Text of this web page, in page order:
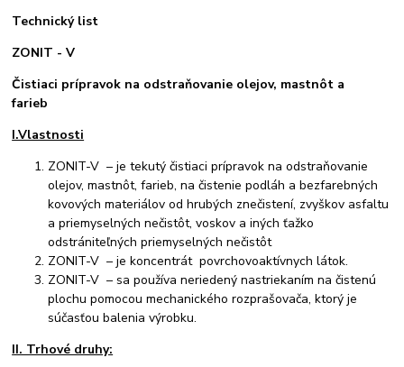
Technický list
ZONIT - V
Čistiaci prípravok na odstraňovanie olejov, mastnôt a
farieb
I.Vlastnosti
ZONIT-V – je tekutý čistiaci prípravok na odstraňovanie
olejov, mastnôt, farieb, na čistenie podláh a bezfarebných
kovových materiálov od hrubých znečistení, zvyškov asfaltu
a priemyselných nečistôt, voskov a iných ťažko
odstrániteľných priemyselných nečistôt
ZONIT-V – je koncentrát povrchovoaktívnych látok.
ZONIT-V – sa používa neriedený nastriekaním na čistenú
plochu pomocou mechanického rozprašovača, ktorý je
súčasťou balenia výrobku.
II. Trhové druhy: